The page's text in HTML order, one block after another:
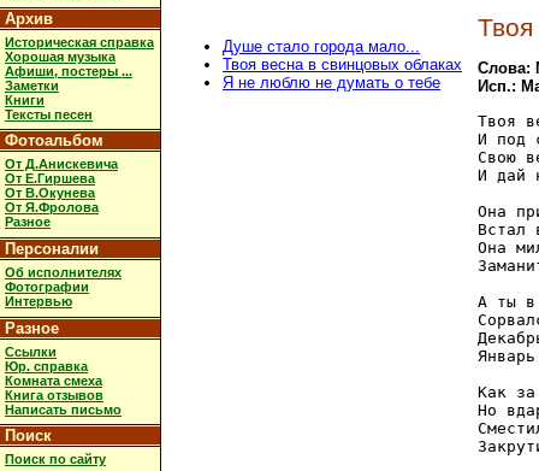
Архив
Историческая справка
Хорошая музыка
Афиши, постеры ...
Заметки
Книги
Тексты песен
Фотоальбом
От Д.Анискевича
От Е.Гиршева
От В.Окунева
От Я.Фролова
Разное
Персоналии
Об исполнителях
Фотографии
Интервью
Разное
Ссылки
Юр. справка
Комната смеха
Книга отзывов
Написать письмо
Поиск
Поиск по сайту
Душе стало города мало...
Твоя весна в свинцовых облаках
Я не люблю не думать о тебе
Слова:
Исп.:
Твоя
И под
Свою
И дай
Она
Встал
Она
А ты в
Как
Но